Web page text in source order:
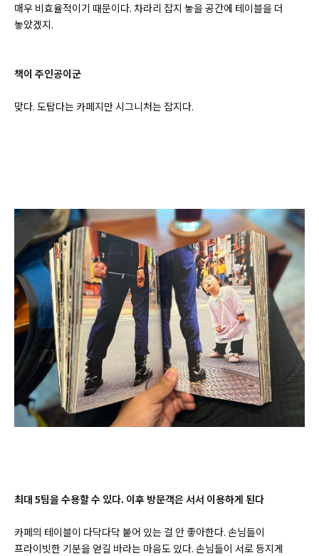
매우 비효율적이기 때문이다. 차라리 잡지 놓을 공간에 테이블을 더
놓았겠지.
책이 주인공이군
맞다. 도탑다는 카페지만 시그니처는 잡지다.
최대 5팀을 수용할 수 있다. 이후 방문객은 서서 이용하게 된다
카페의 테이블이 다닥다닥 붙어 있는 걸 안 좋아한다. 손님들이
프라이빗한 기분을 얻길 바라는 마음도 있다. 손님들이 서로 등지게